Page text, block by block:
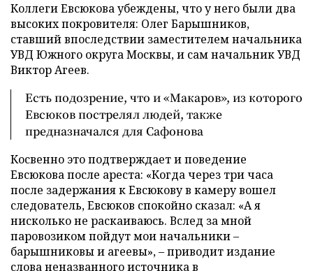
Коллеги Евсюкова убеждены, что у него были два
высоких покровителя: Олег Барышников,
ставший впоследствии заместителем начальника
УВД Южного округа Москвы, и сам начальник УВД
Виктор Агеев.
Есть подозрение, что и «Макаров», из которого
Евсюков пострелял людей, также
предназначался для Сафонова
Косвенно это подтверждает и поведение
Евсюкова после ареста: «Когда через три часа
после задержания к Евсюкову в камеру вошел
следователь, Евсюков спокойно сказал: «А я
нисколько не раскаиваюсь. Вслед за мной
паровозиком пойдут мои начальники –
барышниковы и агеевы», – приводит издание
слова неназванного источника в